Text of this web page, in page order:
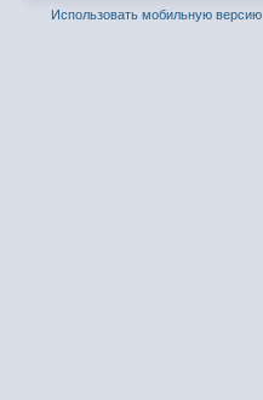
Использовать мобильную версию